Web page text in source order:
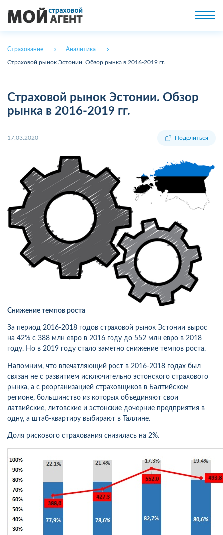
Страхование Аналитика
Страховой рынок Эстонии. Обзор рынка в 2016-2019 гг.
Страховой рынок Эстонии. Обзор
рынка в 2016-2019 гг.
17.03.2020 Поделиться
Снижение темпов роста
За период 2016-2018 годов страховой рынок Эстонии вырос
на 42% с 388 млн евро в 2016 году до 552 млн евро в 2018
году. Но в 2019 году стало заметно снижение темпов роста.
Напомним, что впечатляющий рост в 2016-2018 годах был
связан не с развитием исключительно эстонского страхового
рынка, а с реорганизацией страховщиков в Балтийском
регионе, большинство из которых объединяют свои
латвийские, литовские и эстонские дочерние предприятия в
одну, а штаб-квартиру выбирают в Таллине.
Доля рискового страхования снизилась на 2%.